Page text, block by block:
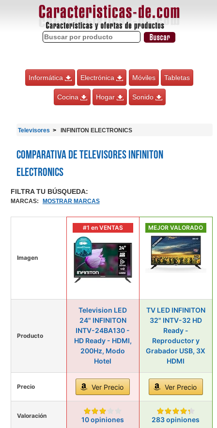
Informática Electrónica Móviles Tabletas
Cocina Hogar Sonido
Televisores INFINITON ELECTRONICS
Comparativa de Televisores INFINITON
ELECTRONICS
FILTRA TU BÚSQUEDA:
MARCAS: MOSTRAR MARCAS
Imagen
#1 en VENTAS MEJOR VALORADO
Producto
Television LED
24" INFINITON
INTV-24BA130 -
HD Ready - HDMI,
200Hz, Modo
Hotel
TV LED INFINITON
32" INTV-32 HD
Ready -
Reproductor y
Grabador USB, 3X
HDMI
Precio Ver Precio Ver Precio
Valoración 10 opiniones 283 opiniones